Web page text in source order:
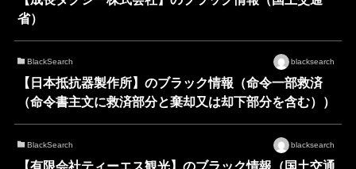
省）
BlackSearch blacksearch
【日本抵抗器製作所】のブラック情報（命令一部救済
（命令書主文に救済部分と棄却又は却下部分を含む））
BlackSearch blacksearch